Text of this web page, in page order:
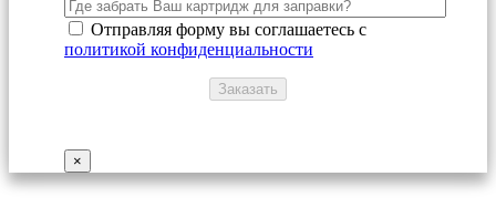
Отправляя форму вы соглашаетесь с
политикой конфиденциальности
×